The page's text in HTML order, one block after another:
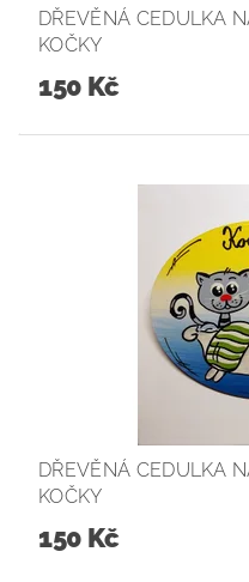
DŘEVĚNÁ CEDULKA
KOČKY
150 Kč
DŘEVĚNÁ CEDULKA
KOČKY
150 Kč